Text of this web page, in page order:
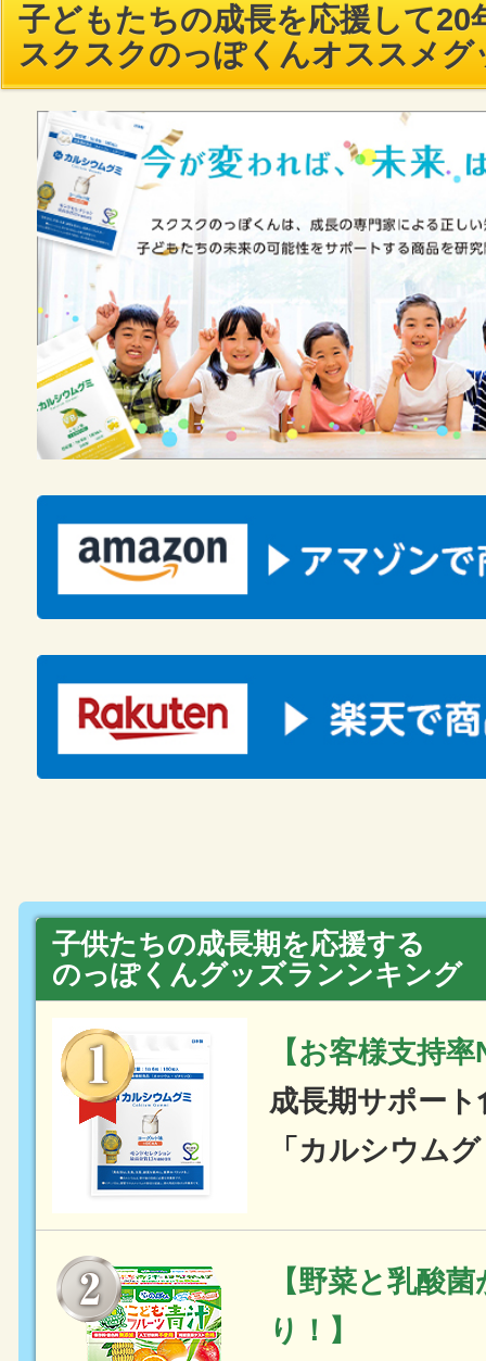
子どもたちの成長を応援して20
スクスクのっぽくんオススメグ
子供たちの成長期を応援する
のっぽくんグッズランンキング
【お客様支持
成長期サポート
「カルシウム
【野菜と乳酸
り！】